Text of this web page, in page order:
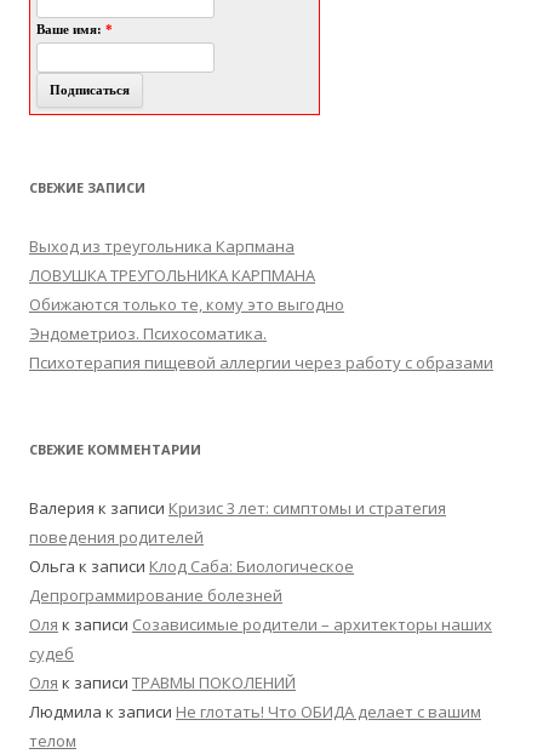
Ваше имя: *
СВЕЖИЕ ЗАПИСИ
Выход из треугольника Карпмана
ЛОВУШКА ТРЕУГОЛЬНИКА КАРПМАНА
Обижаются только те, кому это выгодно
Эндометриоз. Психосоматика.
Психотерапия пищевой аллергии через работу с образами
СВЕЖИЕ КОММЕНТАРИИ
Валерия к записи Кризис 3 лет: симптомы и стратегия
поведения родителей
Ольга к записи Клод Саба: Биологическое
Депрограммирование болезней
Оля к записи Созависимые родители – архитекторы наших
судеб
Оля к записи ТРАВМЫ ПОКОЛЕНИЙ
Людмила к записи Не глотать! Что ОБИДА делает с вашим
телом